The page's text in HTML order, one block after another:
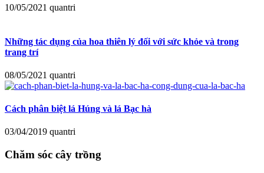
10/05/2021 quantri
Những tác dụng của hoa thiên lý đối với sức khỏe và trong
trang trí
08/05/2021 quantri
Cách phân biệt lá Húng và lá Bạc hà
03/04/2019 quantri
Chăm sóc cây trồng